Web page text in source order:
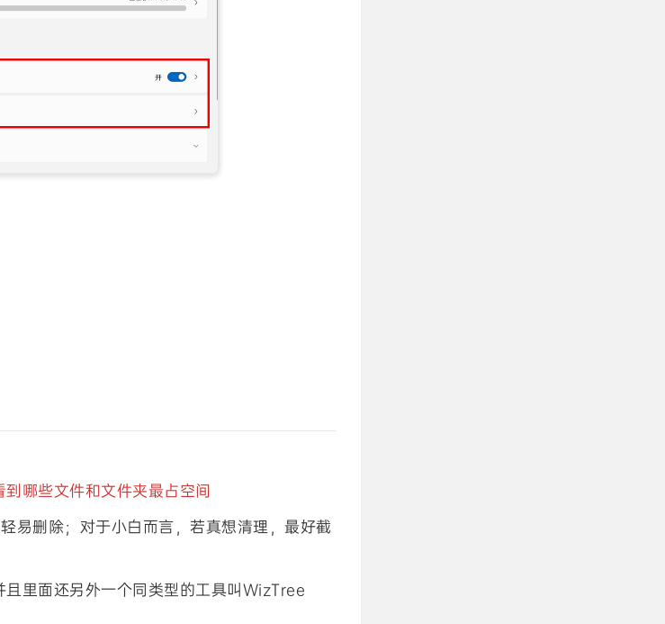
哪些文件和文件夹最占空间
易删除；对于小白而言，若真想清理，最好截
且里面还另外一个同类型的工具叫WizTree